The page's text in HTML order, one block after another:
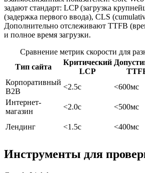
задают стандарт: LCP (загрузка
(задержка первого ввода), CLS
Дополнительно отслеживают TTFB
и полное время загрузки.
Сравнение метрик скорости для
Тип сайта
Критический
LCP
Корпоративный
B2B
<2.5с
<600мс
Интернет-
магазин
<2.0с <500мс
Лендинг <1.5с <400мс
Инструменты для